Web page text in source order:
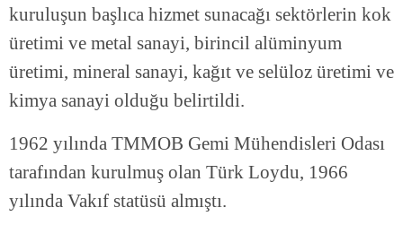
kuruluşun başlıca hizmet sunacağı sektörlerin kok
üretimi ve metal sanayi, birincil alüminyum
üretimi, mineral sanayi, kağıt ve selüloz üretimi ve
kimya sanayi olduğu belirtildi.
1962 yılında TMMOB Gemi Mühendisleri Odası
tarafından kurulmuş olan Türk Loydu, 1966
yılında Vakıf statüsü almıştı.